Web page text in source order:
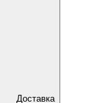
Доставка